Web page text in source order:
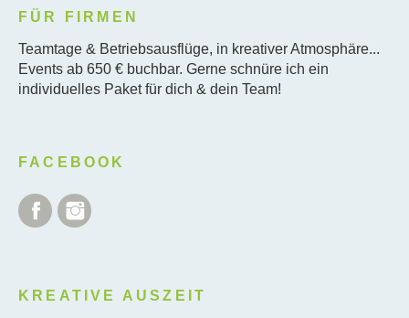
FÜR FIRMEN
Teamtage & Betriebsausflüge, in kreativer Atmosphäre...
Events ab 650 € buchbar. Gerne schnüre ich ein
individuelles Paket für dich & dein Team!
FACEBOOK
Facebook
KREATIVE AUSZEIT